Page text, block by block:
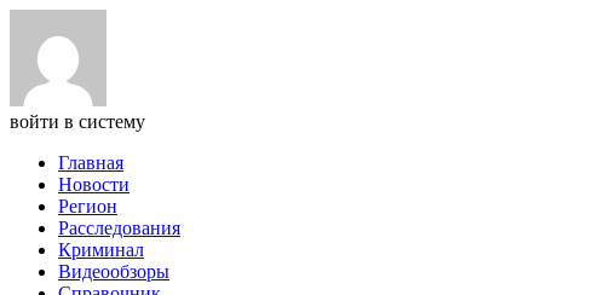
войти в систему
Главная
Новости
Регион
Расследования
Криминал
Видеообзоры